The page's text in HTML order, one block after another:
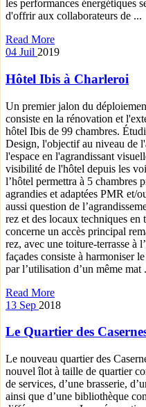
les performances énergétiques
d'offrir aux collaborateurs de ...
Read More
04 Juil 2019
Hôtel Ibis à Charleroi
Un premier jalon du
consiste en la rénovation et
hôtel Ibis de 99 chambres.
Design, l'objectif au niveau de
l'espace en l'agrandissant
visibilité de l'hôtel depuis les
l’hôtel permettra à 5 chambres
agrandies et adaptées PMR et/
aussi question de
rez et des locaux techniques en
concerne un accès principal
rez, avec une toiture-terrasse à
façades consiste à harmoniser
par l’utilisation d’un même mat
Read More
13 Sep 2018
Le Quartier des
Le nouveau quartier des
nouvel îlot à taille de quartier
de services, d’une brasserie,
ainsi que d’une bibliothèque